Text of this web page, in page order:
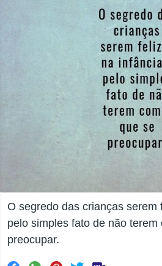
O segredo das crianças serem
pelo simples fato de não terem
preocupar.